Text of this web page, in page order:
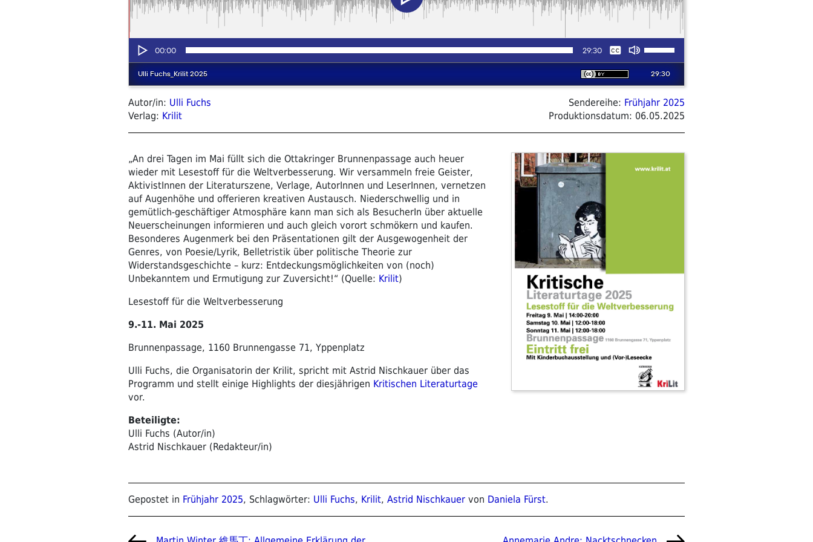
Autor/in: Ulli Fuchs
Verlag: Krilit
Sendereihe: Frühjahr 2025
Produktionsdatum: 06.05.2025
„An drei Tagen im Mai füllt sich die Ottakringer Brunnenpassage auch heuer
wieder mit Lesestoff für die Weltverbesserung. Wir versammeln freie Geister,
AktivistInnen der Literaturszene, Verlage, AutorInnen und LeserInnen, vernetzen
auf Augenhöhe und offerieren kreativen Austausch. Niederschwellig und in
gemütlich-geschäftiger Atmosphäre kann man sich als BesucherIn über aktuelle
Neuerscheinungen informieren und auch gleich vorort schmökern und kaufen.
Besonderes Augenmerk bei den Präsentationen gilt der Ausgewogenheit der
Genres, von Poesie/Lyrik, Belletristik über politische Theorie zur
Widerstandsgeschichte – kurz: Entdeckungsmöglichkeiten von (noch)
Unbekanntem und Ermutigung zur Zuversicht!“ (Quelle: Krilit)
Lesestoff für die Weltverbesserung
9.-11. Mai 2025
Brunnenpassage, 1160 Brunnengasse 71, Yppenplatz
Ulli Fuchs, die Organisatorin der Krilit, spricht mit Astrid Nischkauer über das
Programm und stellt einige Highlights der diesjährigen Kritischen Literaturtage
vor.
Beteiligte:
Ulli Fuchs (Autor/in)
Astrid Nischkauer (Redakteur/in)
Gepostet in Frühjahr 2025, Schlagwörter: Ulli Fuchs, Krilit, Astrid Nischkauer von Daniela Fürst.
Beitragsnavigation